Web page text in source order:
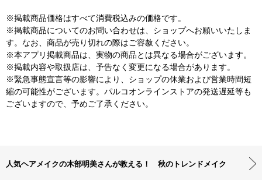
※掲載商品価格はすべて消費税込みの価格です。
※掲載商品についてのお問い合わせは、ショップへお願いいたしま
す。なお、商品が売り切れの際はご容赦ください。
※本アプリ掲載商品は、実物の商品とは異なる場合がございます。
※掲載内容や取扱店は、予告なく変更になる場合があります。
※緊急事態宣言等の影響により、ショップの休業および営業時間短
縮の可能性がございます。パルコオンラインストアの発送遅延等も
ございますので、予めご了承ください。
人気ヘアメイクの木部明美さんが教える！ 秋のトレンドメイク